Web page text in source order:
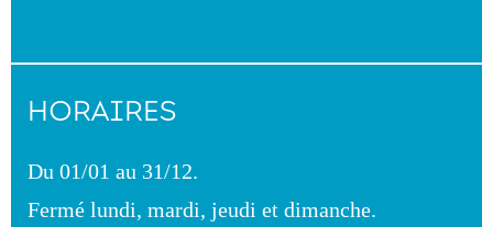
HORAIRES
Du 01/01 au 31/12.
Fermé lundi, mardi, jeudi et dimanche.